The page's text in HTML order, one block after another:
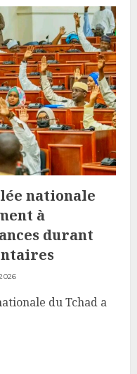
nationale
à
durant
du Tchad a